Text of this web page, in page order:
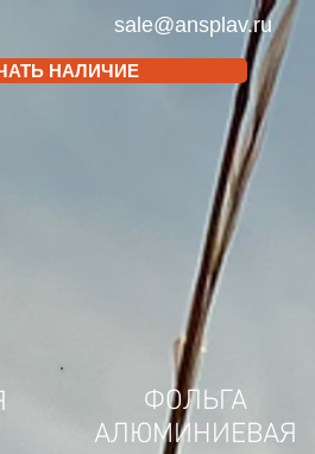
sale@ansplav.ru
НАЛИЧИЕ
ФОЛЬГА
АЛЮМИНИЕВАЯ